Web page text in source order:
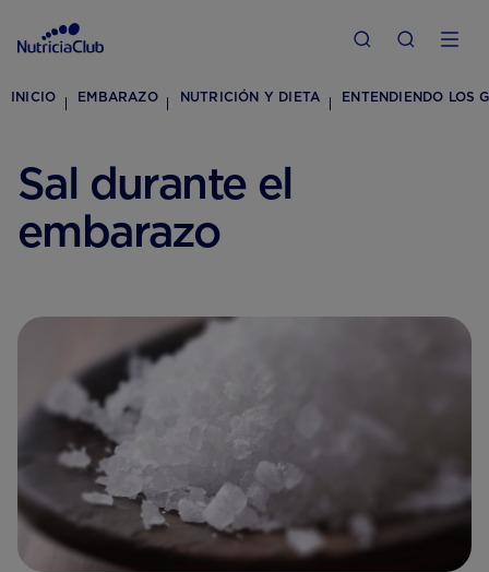
INICIO EMBARAZO NUTRICIÓN Y DIETA ENTENDIENDO LOS
Sal durante el
embarazo